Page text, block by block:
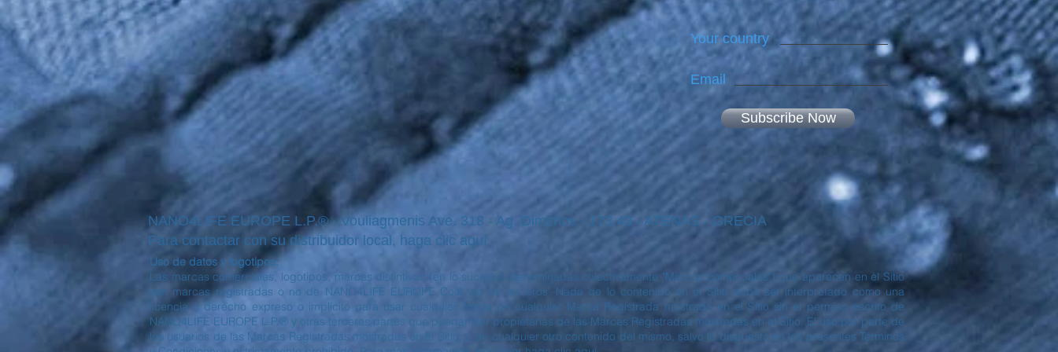
Your country
Email
Subscribe Now
NANO4LIFE EUROPE L.P.® - Vouliagmenis Ave. 318 - Ag. Dimitrios - 173 43 - ATENAS - GRECIA
Para contactar con su distribuidor local, haga clic aquí
Uso de datos y logotipos:
Las marcas comerciales, logotipos, marcas distintivas (en lo sucesivo denominadas colectivamente "Marcas comerciales") que aparecen en el Sitio
son marcas registradas o no de NANO4LIFE EUROPE Co® y/o de terceros. Nada de lo contenido en el Sitio debe ser interpretado como una
licencia o derecho expreso o implícito para usar cualquier forma de cualquier Marca Registrada mostrada en el Sitio sin el permiso escrito de
NANO4LIFE EUROPE L.P.® y otras terceras partes que puedan ser propietarias de las Marcas Registradas mostradas en el Sitio. El uso por parte de
los usuarios de las Marcas Registradas mostradas en el Sitio, o de cualquier otro contenido del mismo, salvo lo dispuesto en los presentes Términos